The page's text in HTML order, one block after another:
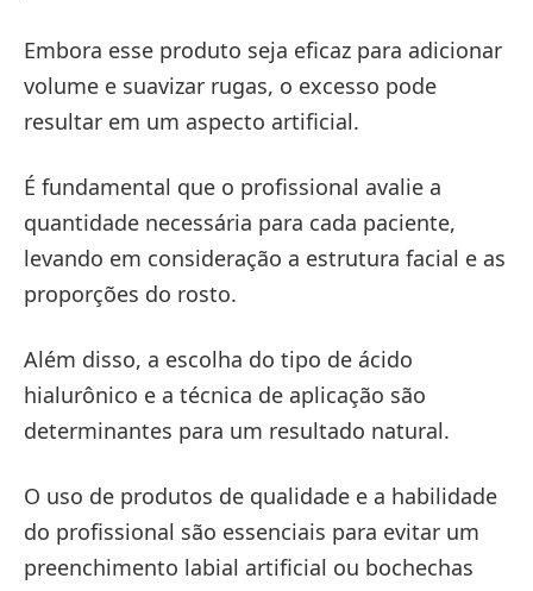
Embora esse produto seja eficaz para adicionar
volume e suavizar rugas, o excesso pode
resultar em um aspecto artificial.
É fundamental que o profissional avalie a
quantidade necessária para cada paciente,
levando em consideração a estrutura facial e as
proporções do rosto.
Além disso, a escolha do tipo de ácido
hialurônico e a técnica de aplicação são
determinantes para um resultado natural.
O uso de produtos de qualidade e a habilidade
do profissional são essenciais para evitar um
preenchimento labial artificial ou bochechas